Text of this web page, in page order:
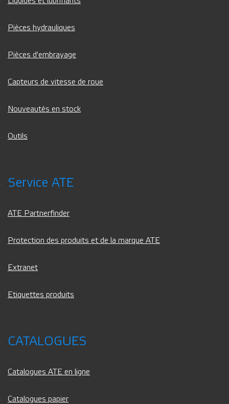
Pièces hydrauliques
Pièces d'embrayage
Capteurs de vitesse de roue
Nouveautés en stock
Outils
Service ATE
ATE Partnerfinder
Protection des produits et de la marque ATE
Extranet
Etiquettes produits
CATALOGUES
Catalogues ATE en ligne
Catalogues papier